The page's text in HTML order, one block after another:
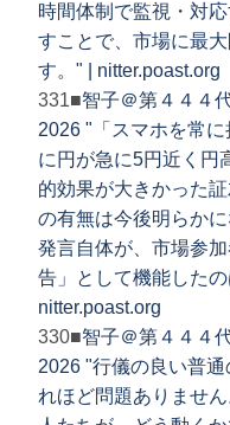
時間体制で監視・対
すことで、市場に最
す。" | nitter.poast.org
331■智子＠第４４４
2026 "「スマホを常
に円が急に5円近く円
的効果が大きかった
の有無は今後明らか
発言自体が、市場参
告」として機能した
nitter.poast.org
330■智子＠第４４４
2026 "行儀の良い普
れほど問題ありませ